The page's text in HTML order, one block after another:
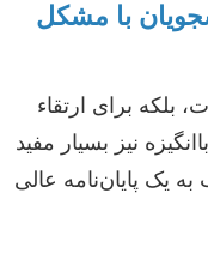
با مشکل
بلکه برای ارتقاء
نیز بسیار مفید
یک پایان‌نامه عالی